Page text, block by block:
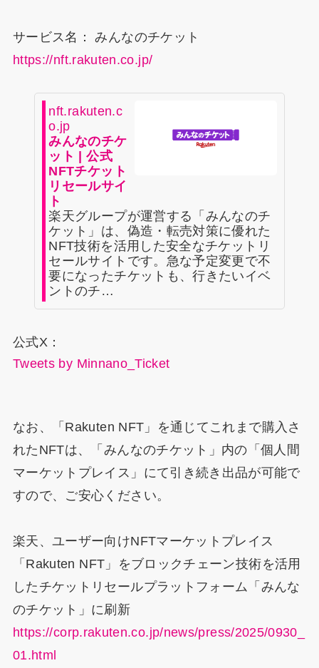
サービス名： みんなのチケット
https://nft.rakuten.co.jp/
nft.rakuten.c
o.jp
みんなのチケ
ット | 公式
NFTチケット
リセールサイ
ト
楽天グループが運営する「みんなのチ
ケット」は、偽造・転売対策に優れた
NFT技術を活用した安全なチケットリ
セールサイトです。急な予定変更で不
要になったチケットも、行きたいイベ
ントのチ…
公式X：
Tweets by Minnano_Ticket
なお、「Rakuten NFT」を通じてこれまで購入さ
れたNFTは、「みんなのチケット」内の「個人間
マーケットプレイス」にて引き続き出品が可能で
すので、ご安心ください。
楽天、ユーザー向けNFTマーケットプレイス
「Rakuten NFT」をブロックチェーン技術を活用
したチケットリセールプラットフォーム「みんな
のチケット」に刷新
https://corp.rakuten.co.jp/news/press/2025/0930_
01.html